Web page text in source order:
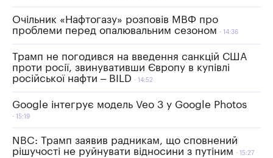
Очільник «Нафтогазу» розповів МВФ про
проблеми перед опалювальним сезоном
14:36
Трамп не погодився на введення санкцій США
проти росії, звинувативши Європу в купівлі
російської нафти – BILD
14:52
Google інтегрує модель Veo 3 у Google Photos
15:19
NBC: Трамп заявив радникам, що сповнений
рішучості не руйнувати відносини з путіним
15:27